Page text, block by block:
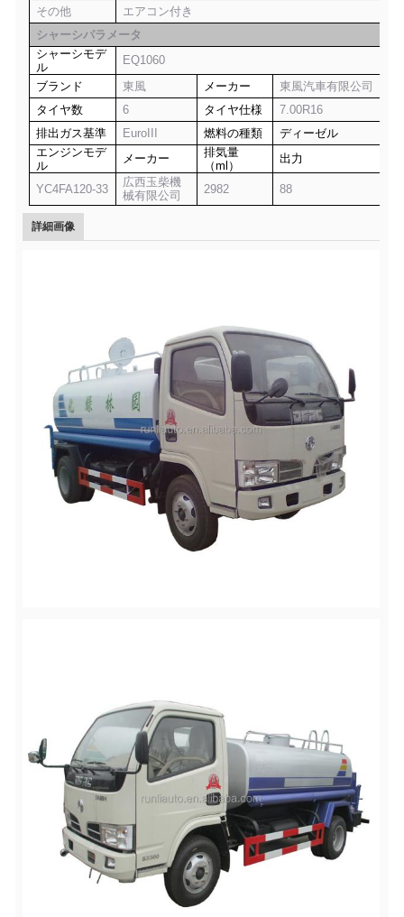
その他
エアコン付き
シャーシパラメータ
シャーシモデ
ル
EQ1060
ブランド
東風 メーカー
東風汽車有限公司
タイヤ数
6 タイヤ仕様
7.00R16
排出ガス基準
EuroIII 燃料の種類
ディーゼル
エンジンモデ
ル
メーカー
排気量
（ml）
出力
YC4FA120-33
広西玉柴機
械有限公司
2982 88
詳細画像